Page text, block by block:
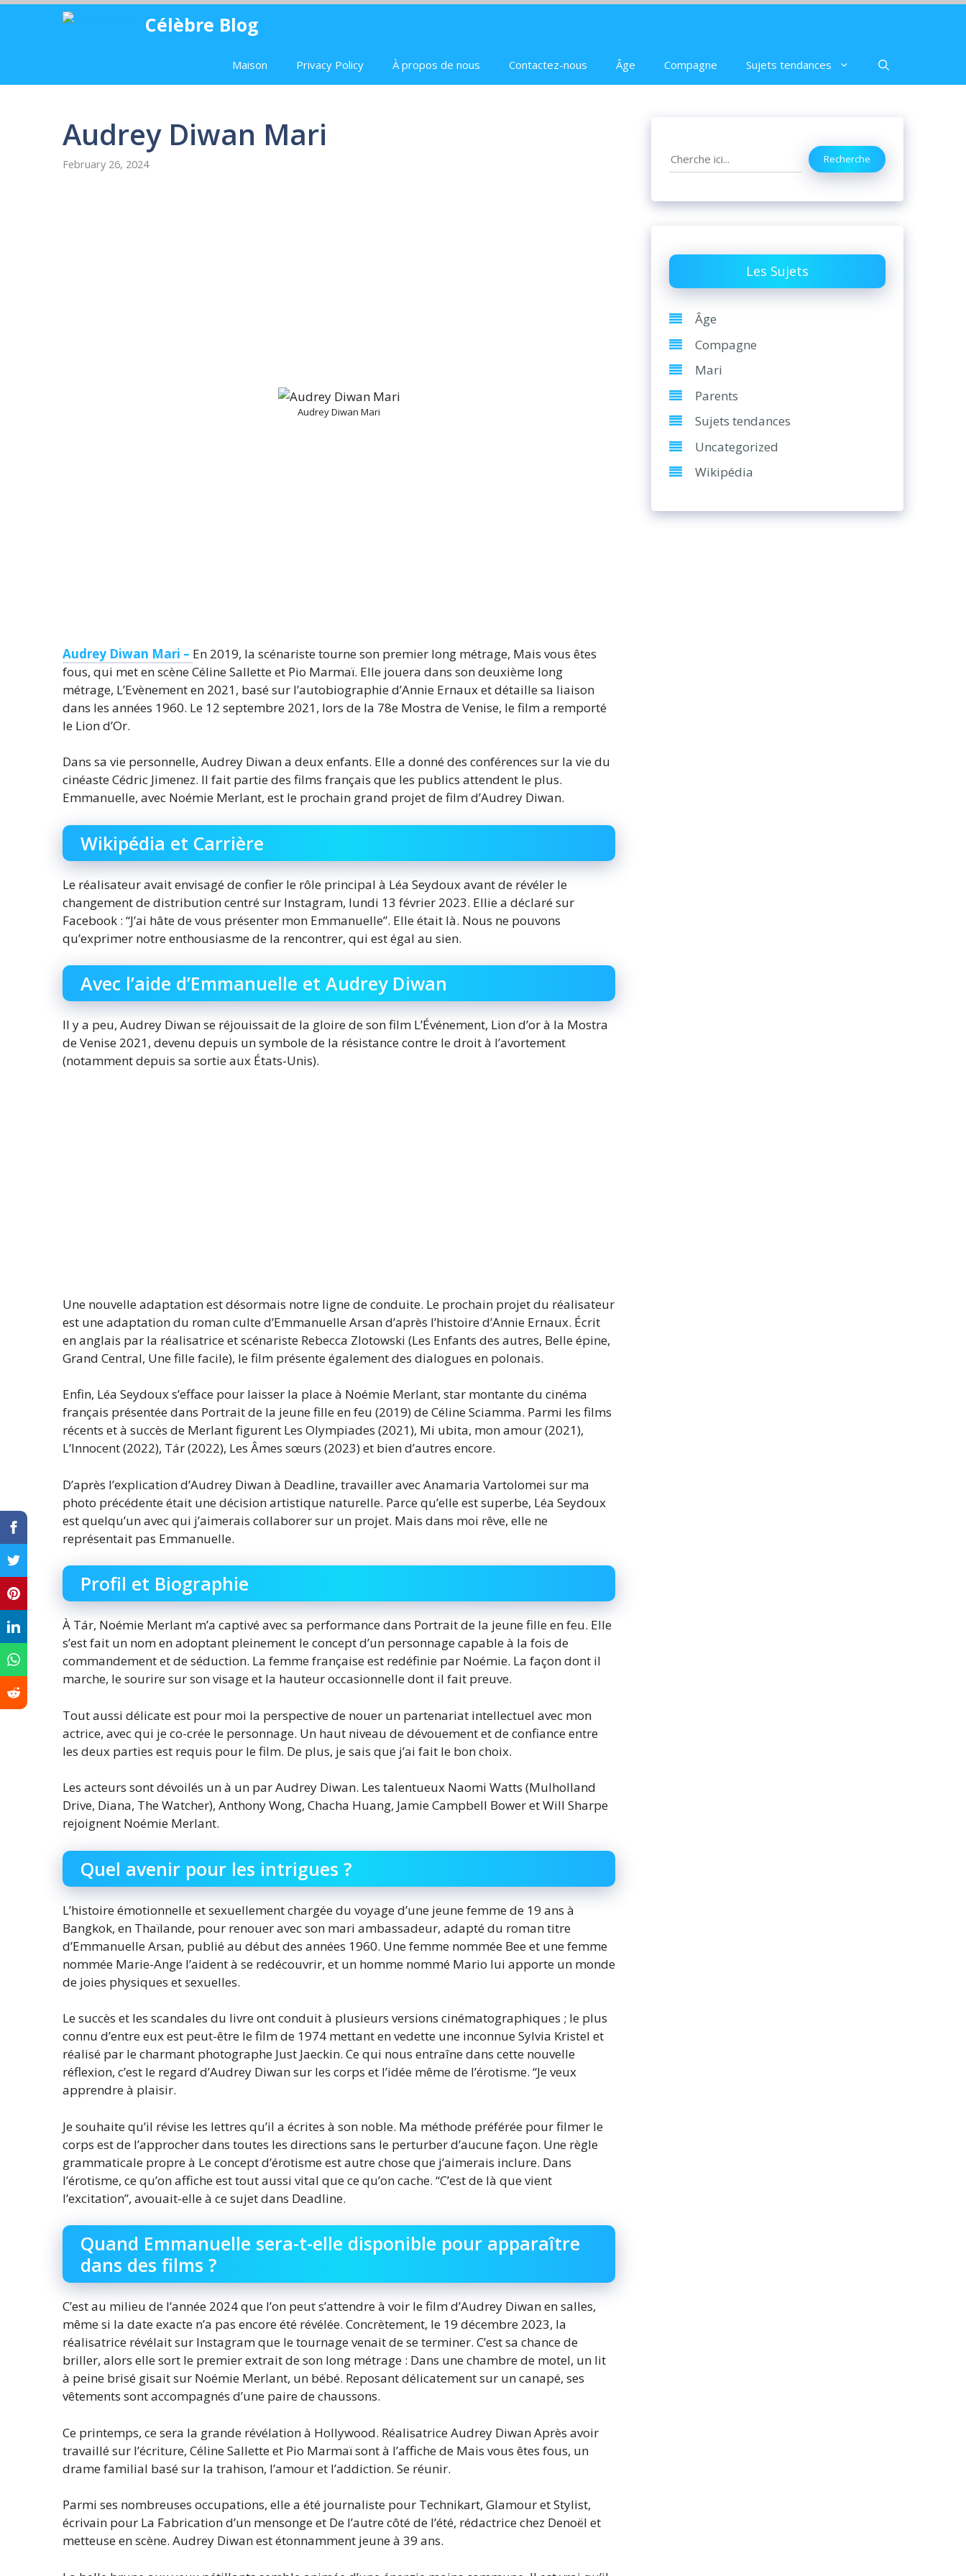
Célèbre Blog
Maison Privacy Policy À propos de nous Contactez-nous Âge Compagne Sujets tendances
Audrey Diwan Mari
February 26, 2024
Audrey Diwan Mari
Audrey Diwan Mari – En 2019, la scénariste tourne son premier long métrage, Mais vous êtes
fous, qui met en scène Céline Sallette et Pio Marmaï. Elle jouera dans son deuxième long
métrage, L’Evènement en 2021, basé sur l’autobiographie d’Annie Ernaux et détaille sa liaison
dans les années 1960. Le 12 septembre 2021, lors de la 78e Mostra de Venise, le film a remporté
le Lion d’Or.
Dans sa vie personnelle, Audrey Diwan a deux enfants. Elle a donné des conférences sur la vie du
cinéaste Cédric Jimenez. Il fait partie des films français que les publics attendent le plus.
Emmanuelle, avec Noémie Merlant, est le prochain grand projet de film d’Audrey Diwan.
Wikipédia et Carrière
Le réalisateur avait envisagé de confier le rôle principal à Léa Seydoux avant de révéler le
changement de distribution centré sur Instagram, lundi 13 février 2023. Ellie a déclaré sur
Facebook : “J’ai hâte de vous présenter mon Emmanuelle”. Elle était là. Nous ne pouvons
qu’exprimer notre enthousiasme de la rencontrer, qui est égal au sien.
Avec l’aide d’Emmanuelle et Audrey Diwan
Il y a peu, Audrey Diwan se réjouissait de la gloire de son film L’Événement, Lion d’or à la Mostra
de Venise 2021, devenu depuis un symbole de la résistance contre le droit à l’avortement
(notamment depuis sa sortie aux États-Unis).
Une nouvelle adaptation est désormais notre ligne de conduite. Le prochain projet du réalisateur
est une adaptation du roman culte d’Emmanuelle Arsan d’après l’histoire d’Annie Ernaux. Écrit
en anglais par la réalisatrice et scénariste Rebecca Zlotowski (Les Enfants des autres, Belle épine,
Grand Central, Une fille facile), le film présente également des dialogues en polonais.
Enfin, Léa Seydoux s’efface pour laisser la place à Noémie Merlant, star montante du cinéma
français présentée dans Portrait de la jeune fille en feu (2019) de Céline Sciamma. Parmi les films
récents et à succès de Merlant figurent Les Olympiades (2021), Mi ubita, mon amour (2021),
L’Innocent (2022), Tár (2022), Les Âmes sœurs (2023) et bien d’autres encore.
D’après l’explication d’Audrey Diwan à Deadline, travailler avec Anamaria Vartolomei sur ma
photo précédente était une décision artistique naturelle. Parce qu’elle est superbe, Léa Seydoux
est quelqu’un avec qui j’aimerais collaborer sur un projet. Mais dans moi rêve, elle ne
représentait pas Emmanuelle.
Profil et Biographie
À Tár, Noémie Merlant m’a captivé avec sa performance dans Portrait de la jeune fille en feu. Elle
s’est fait un nom en adoptant pleinement le concept d’un personnage capable à la fois de
commandement et de séduction. La femme française est redéfinie par Noémie. La façon dont il
marche, le sourire sur son visage et la hauteur occasionnelle dont il fait preuve.
Tout aussi délicate est pour moi la perspective de nouer un partenariat intellectuel avec mon
actrice, avec qui je co-crée le personnage. Un haut niveau de dévouement et de confiance entre
les deux parties est requis pour le film. De plus, je sais que j’ai fait le bon choix.
Les acteurs sont dévoilés un à un par Audrey Diwan. Les talentueux Naomi Watts (Mulholland
Drive, Diana, The Watcher), Anthony Wong, Chacha Huang, Jamie Campbell Bower et Will Sharpe
rejoignent Noémie Merlant.
Quel avenir pour les intrigues ?
L’histoire émotionnelle et sexuellement chargée du voyage d’une jeune femme de 19 ans à
Bangkok, en Thaïlande, pour renouer avec son mari ambassadeur, adapté du roman titre
d’Emmanuelle Arsan, publié au début des années 1960. Une femme nommée Bee et une femme
nommée Marie-Ange l’aident à se redécouvrir, et un homme nommé Mario lui apporte un monde
de joies physiques et sexuelles.
Le succès et les scandales du livre ont conduit à plusieurs versions cinématographiques ; le plus
connu d’entre eux est peut-être le film de 1974 mettant en vedette une inconnue Sylvia Kristel et
réalisé par le charmant photographe Just Jaeckin. Ce qui nous entraîne dans cette nouvelle
réflexion, c’est le regard d’Audrey Diwan sur les corps et l’idée même de l’érotisme. “Je veux
apprendre à plaisir.
Je souhaite qu’il révise les lettres qu’il a écrites à son noble. Ma méthode préférée pour filmer le
corps est de l’approcher dans toutes les directions sans le perturber d’aucune façon. Une règle
grammaticale propre à Le concept d’érotisme est autre chose que j’aimerais inclure. Dans
l’érotisme, ce qu’on affiche est tout aussi vital que ce qu’on cache. “C’est de là que vient
l’excitation”, avouait-elle à ce sujet dans Deadline.
Quand Emmanuelle sera-t-elle disponible pour apparaître
dans des films ?
C’est au milieu de l’année 2024 que l’on peut s’attendre à voir le film d’Audrey Diwan en salles,
même si la date exacte n’a pas encore été révélée. Concrètement, le 19 décembre 2023, la
réalisatrice révélait sur Instagram que le tournage venait de se terminer. C’est sa chance de
briller, alors elle sort le premier extrait de son long métrage : Dans une chambre de motel, un lit
à peine brisé gisait sur Noémie Merlant, un bébé. Reposant délicatement sur un canapé, ses
vêtements sont accompagnés d’une paire de chaussons.
Ce printemps, ce sera la grande révélation à Hollywood. Réalisatrice Audrey Diwan Après avoir
travaillé sur l’écriture, Céline Sallette et Pio Marmaï sont à l’affiche de Mais vous êtes fous, un
drame familial basé sur la trahison, l’amour et l’addiction. Se réunir.
Parmi ses nombreuses occupations, elle a été journaliste pour Technikart, Glamour et Stylist,
écrivain pour La Fabrication d’un mensonge et De l’autre côté de l’été, rédactrice chez Denoël et
metteuse en scène. Audrey Diwan est étonnamment jeune à 39 ans.
Search Recherche
Les Sujets
Âge
Compagne
Mari
Parents
Sujets tendances
Uncategorized
Wikipédia